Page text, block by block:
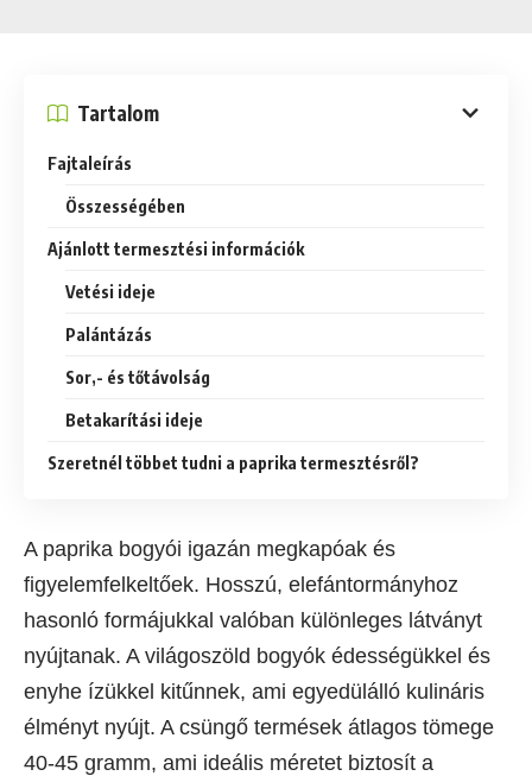
Tartalom
Fajtaleírás
Összességében
Ajánlott termesztési információk
Vetési ideje
Palántázás
Sor,- és tőtávolság
Betakarítási ideje
Szeretnél többet tudni a paprika termesztésről?
A paprika bogyói igazán megkapóak és
figyelemfelkeltőek. Hosszú, elefántormányhoz
hasonló formájukkal valóban különleges látványt
nyújtanak. A világoszöld bogyók édességükkel és
enyhe ízükkel kitűnnek, ami egyedülálló kulináris
élményt nyújt. A csüngő termések átlagos tömege
40-45 gramm, ami ideális méretet biztosít a